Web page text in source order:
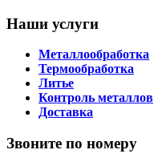
Наши услуги
Металлообработка
Термообработка
Литье
Контроль металлов
Доставка
Звоните по номеру